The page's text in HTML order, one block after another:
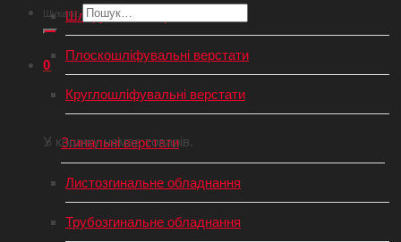
Шукати:
0
У кошику немає товарів.
Шліфувальні верстати з ЧПУ
Плоскошліфувальні верстати
Круглошліфувальні верстати
Згинальні верстати
Листозгинальне обладнання
Трубозгинальне обладнання